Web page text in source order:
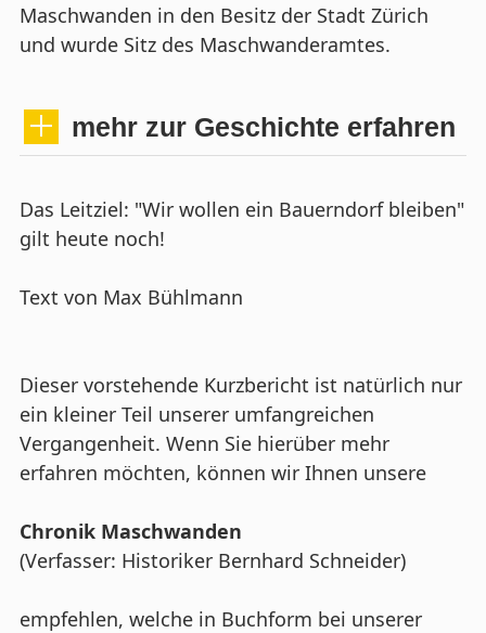
Maschwanden in den Besitz der Stadt Zürich
und wurde Sitz des Maschwanderamtes.
mehr zur Geschichte erfahren
Das Leitziel: "Wir wollen ein Bauerndorf bleiben"
gilt heute noch!
Text von Max Bühlmann
Dieser vorstehende Kurzbericht ist natürlich nur
ein kleiner Teil unserer umfangreichen
Vergangenheit. Wenn Sie hierüber mehr
erfahren möchten, können wir Ihnen unsere
Chronik Maschwanden
(Verfasser: Historiker Bernhard Schneider)
empfehlen, welche in Buchform bei unserer